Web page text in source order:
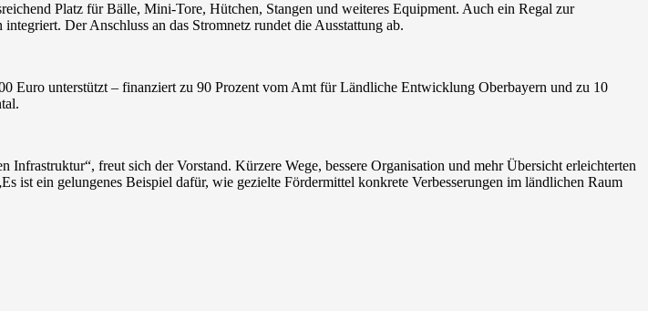
Platz für Bälle, Mini-Tore, Hütchen, Stangen und weiteres Equipment. Auch ein Regal zur
Der Anschluss an das Stromnetz rundet die Ausstattung ab.
Euro unterstützt – finanziert zu 90 Prozent vom Amt für Ländliche Entwicklung Oberbayern und zu 10
freut sich der Vorstand. Kürzere Wege, bessere Organisation und mehr Übersicht erleichterten
ein gelungenes Beispiel dafür, wie gezielte Fördermittel konkrete Verbesserungen im ländlichen Raum